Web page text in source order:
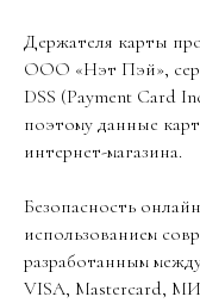
Держателя карты
ООО «Нэт Пэй»,
DSS (Payment Card
поэтому данные
интернет-магазина.
Безопасность
использованием
разработанным
VISA, Masterсard,